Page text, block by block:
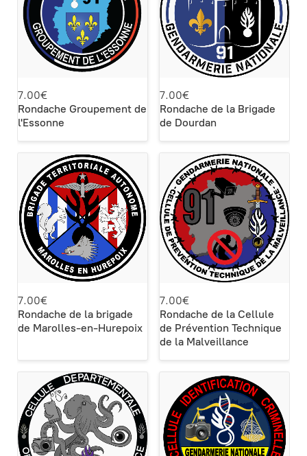
7.00€
Rondache Groupement de
l'Essonne
7.00€
Rondache de la Brigade
de Dourdan
7.00€
Rondache de la brigade
de Marolles-en-Hurepoix
7.00€
Rondache de la Cellule
de Prévention Technique
de la Malveillance